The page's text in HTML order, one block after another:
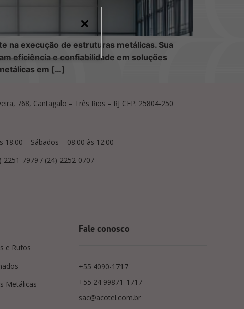
na execução de estruturas metálicas. Sua
eficiência e confiabilidade em soluções
em […]
768, Cantagalo – Três Rios – RJ CEP: 25804-250
18:00 – Sábados – 08:00 às 12:00
2251-7979 / (24) 2252-0707
e Rufos
Metálicas
Fale conosco
+55 4090-1717
+55 24 99871-1717
sac@acotel.com.br